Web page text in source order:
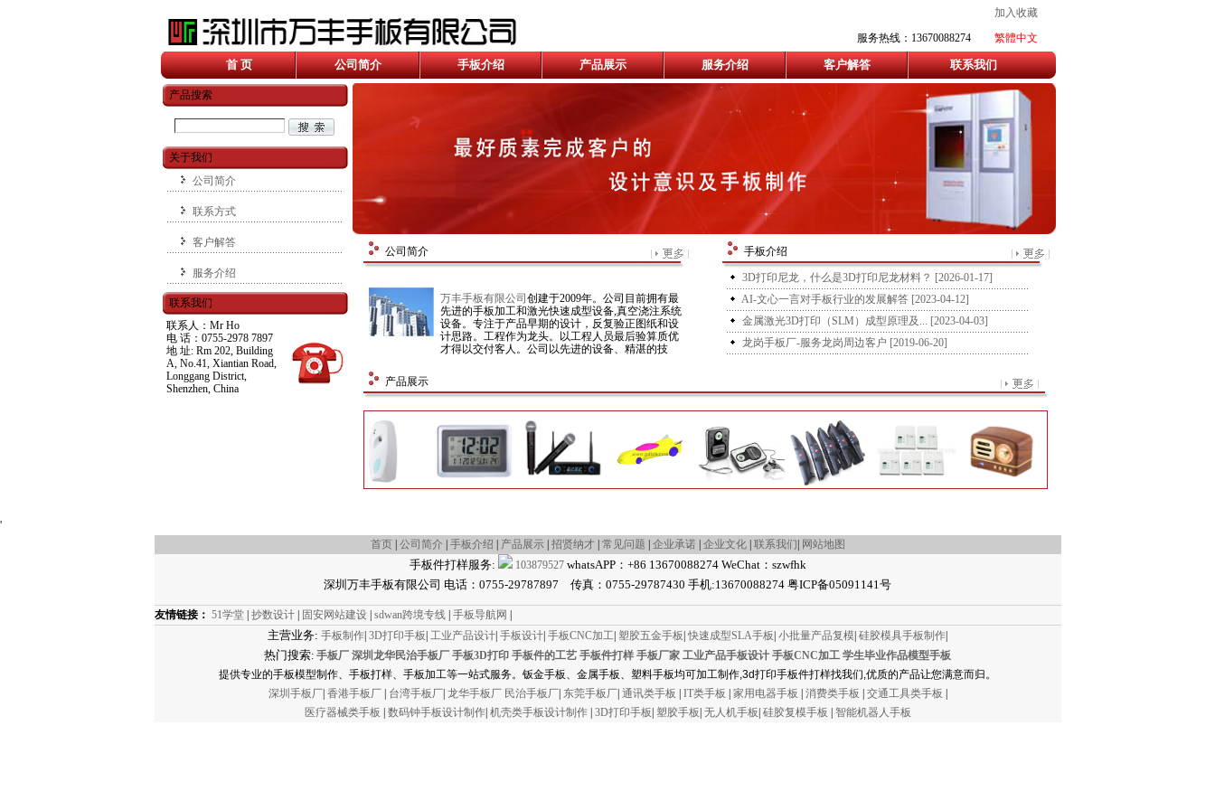
加入收藏
服务热线：13670088274
繁體中文
首 页 公司简介 手板介绍 产品展示 服务介绍 客户解答 联系我们
产品搜索
关于我们
公司简介
联系方式
客户解答
服务介绍
联系我们
联系人：Mr Ho
电 话：0755-2978 7897
地 址: Rm 202, Building
A, No.41, Xiantian Road,
Longgang District,
Shenzhen, China
公司简介
万丰手板有限公司 创建于2009年。公司目前拥有最
先进的手板加工和激光快速成型设备,真空浇注系统
设备。专注于产品早期的设计，反复验正图纸和设
计思路。工程作为龙头。以工程人员最后验算质优
才得以交付客人。公司以先进的设备、精湛的技
公司还拥有优秀的手板制作和后处理的专业人员，
可对产品进行打磨、喷砂、喷漆、喷灰、丝印、移
印、过UV油、金属氧化、拉丝、电镀等全套的表面
处理工作，务求为客户快速、准确、高质完成产品
的设计及制作，反复验正图纸和设计思路，让客户
的产品更容易打响市场，不负成就所托！ 产品开发
的成功与否，不能为单一手板而作手板，更应当以
市场为依归，以是否合理生产为宗旨，以是否最终
是否最终为客户解决问题而设计。
公司专业设计制作;
产品外观设计,产品结构设计,样板抄数设
3D工程图;
各类家用电器: 如电视机、电冰箱、空调、
吸尘器、果汁机、咖啡机、电吹风、饮水
机、空调、电风扇;
消费类产品: 如收录机、随身CD机、DVD、
MP4，复读机、汽车音响等;
通讯类产品: 如电话机、无绳电话、可视电
话、手机、对讲机、传真机，复印机、打印
机，乐器等;
手板介绍
3D打印尼龙，什么是3D打印尼龙材料？ [2026-01-17]
AI-文心一言对手板行业的发展解答[2023-04-12]
金属激光3D打印（SLM）成型原理及... [2023-04-03]
龙岗手板厂-服务龙岗周边客户 [2019-06-20]
产品展示
'
首页| 公司简介 手板介绍 产品展示 招贤纳才 常见问题 企业承诺 企业文化 联系我们 网站地图
手板件打样服务: 103879527 whatsAPP：+86 13670088274 WeChat：szwfhk
深圳万丰手板有限公司 电话：0755-29787897 传真：0755-29787430 手机:13670088274 粤ICP备05091141号
友情链接： 51学堂| 抄数设计| 固安网站建设| sdwan跨境专线| 手板导航网
主营业务: 手板制作 3D打印手板 工业产品设计 手板设计 手板CNC加工 塑胶五金手板 |快速成型SLA手板 小批量产品复模 硅胶模具手板制作
热门搜索: 手板厂 深圳龙华民治手板厂 手板3D打印 手板件的工艺 手板件打样 手板厂家 工业产品手板设计 手板CNC加工 学生毕业作品模型手板
提供专业的手板模型制作、手板打样、手板加工等一站式服务。钣金手板、金属手板、塑料手板均可加工制作,3d打印手板件打样找我们,优质的产品让您满意而归。
深圳手板厂| 香港手板厂 台湾手板厂| 龙华手板厂 民治手板厂| 东莞手板厂| 通讯类手板 IT类手板 家用电器手板 消费类手板 交通工具类手板
医疗器械类手板
数码钟手板设计制作| 机壳类手板设计制作| 3D打印手板 塑胶手板 无人机手板 硅胶复模手板 智能机器人手板